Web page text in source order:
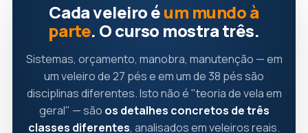
Cada veleiro éum mundo à
parte. O curso mostra três.
Sistemas, orçamento, manobra, manutenção — em
um veleiro de 27 pés e em um de 38 pés são
disciplinas diferentes. Isto não é "teoria de vela em
geral" — são os detalhes concretos de três
classes diferentes, analisados em veleiros reais.